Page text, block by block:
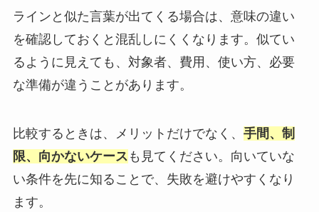
ラインと似た言葉が出てくる場合は、意味の違い
を確認しておくと混乱しにくくなります。似てい
るように見えても、対象者、費用、使い方、必要
な準備が違うことがあります。
比較するときは、メリットだけでなく、 手間、制
限、向かないケース も見てください。向いていな
い条件を先に知ることで、失敗を避けやすくなり
ます。